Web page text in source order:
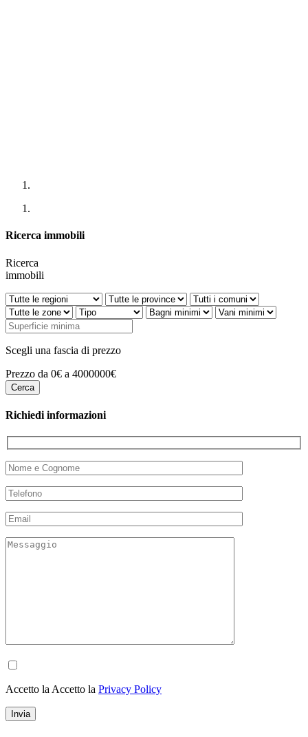
Ricerca immobili
Ricerca
immobili
Scegli una fascia di prezzo
Prezzo da 0€ a 4000000€
Richiedi informazioni
Accetto la Accetto la Privacy Policy